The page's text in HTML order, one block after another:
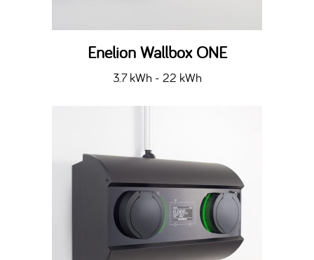
Enelion Wallbox ONE
3.7 kWh - 22 kWh